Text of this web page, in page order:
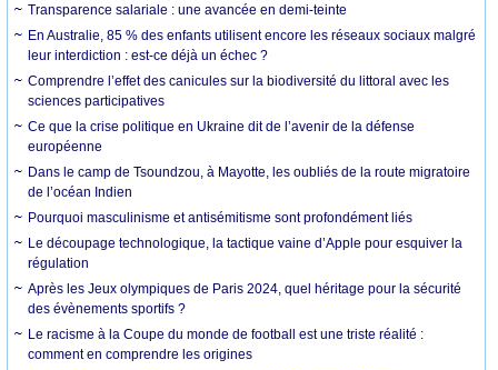
Transparence salariale : une avancée en demi-teinte
En Australie, 85 % des enfants utilisent encore les réseaux sociaux malgré
leur interdiction : est-ce déjà un échec ?
Comprendre l’effet des canicules sur la biodiversité du littoral avec les
sciences participatives
Ce que la crise politique en Ukraine dit de l’avenir de la défense
européenne
Dans le camp de Tsoundzou, à Mayotte, les oubliés de la route migratoire
de l’océan Indien
Pourquoi masculinisme et antisémitisme sont profondément liés
Le découpage technologique, la tactique vaine d’Apple pour esquiver la
régulation
Après les Jeux olympiques de Paris 2024, quel héritage pour la sécurité
des évènements sportifs ?
Le racisme à la Coupe du monde de football est une triste réalité :
comment en comprendre les origines